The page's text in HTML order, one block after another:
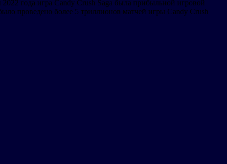
года игра Candy Crush Saga была прибыльной игровой
проведено более 5 триллионов матчей игры Candy Crush